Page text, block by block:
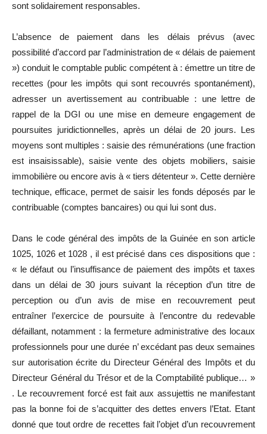
sont solidairement responsables.
L’absence de paiement dans les délais prévus (avec
possibilité d’accord par l’administration de « délais de paiement
») conduit le comptable public compétent à : émettre un titre de
recettes (pour les impôts qui sont recouvrés spontanément),
adresser un avertissement au contribuable : une lettre de
rappel de la DGI ou une mise en demeure engagement de
poursuites juridictionnelles, après un délai de 20 jours. Les
moyens sont multiples : saisie des rémunérations (une fraction
est insaisissable), saisie vente des objets mobiliers, saisie
immobilière ou encore avis à « tiers détenteur ». Cette dernière
technique, efficace, permet de saisir les fonds déposés par le
contribuable (comptes bancaires) ou qui lui sont dus.
Dans le code général des impôts de la Guinée en son article
1025, 1026 et 1028 , il est précisé dans ces dispositions que :
« le défaut ou l’insuffisance de paiement des impôts et taxes
dans un délai de 30 jours suivant la réception d’un titre de
perception ou d’un avis de mise en recouvrement peut
entraîner l’exercice de poursuite à l’encontre du redevable
défaillant, notamment : la fermeture administrative des locaux
professionnels pour une durée n’ excédant pas deux semaines
sur autorisation écrite du Directeur Général des Impôts et du
Directeur Général du Trésor et de la Comptabilité publique… »
. Le recouvrement forcé est fait aux assujettis ne manifestant
pas la bonne foi de s’acquitter des dettes envers l’Etat. Etant
donné que tout ordre de recettes fait l’objet d’un recouvrement